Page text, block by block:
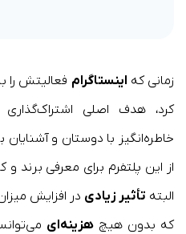
زمانی که اینستاگرام فعالیتش را
کرد، هدف اصلی
خاطره‌انگیز با دوستان و آشنایان
از این پلتفرم برای معرفی برند
البته تأثیر زیادی در افزایش
که بدون هیچ هزینه‌ای